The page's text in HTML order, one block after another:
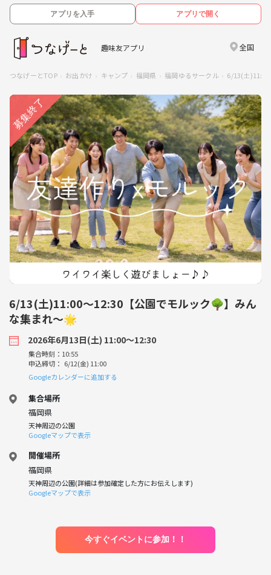
アプリを入手 アプリで開く
趣味友アプリ 全国
つなげーとTOP お出かけ キャンプ 福岡県 福岡ゆるサークル 6/13(土
6/13(土)11:00〜12:30【公園でモルック🌳】みん
な集まれ〜🌟
2026年6月13日(土) 11:00〜12:30
集合時刻：10:55
申込締切： 6/12(金) 11:00
Googleカレンダーに追加する
集合場所
福岡県
天神周辺の公園
Googleマップで表示
開催場所
福岡県
天神周辺の公園(詳細は参加確定した方にお伝えします)
Googleマップで表示
今すぐイベントに参加！！